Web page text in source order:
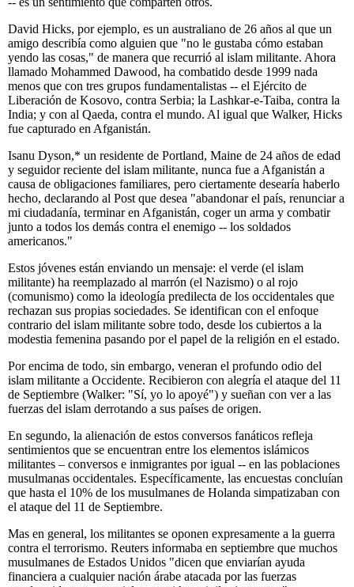
David Hicks, por ejemplo, es un australiano de 26 años al que un
amigo describía como alguien que "no le gustaba cómo estaban
yendo las cosas," de manera que recurrió al islam militante. Ahora
llamado Mohammed Dawood, ha combatido desde 1999 nada
menos que con tres grupos fundamentalistas -- el Ejército de
Liberación de Kosovo, contra Serbia; la Lashkar-e-Taiba, contra la
India; y con al Qaeda, contra el mundo. Al igual que Walker, Hicks
fue capturado en Afganistán.
Isanu Dyson,* un residente de Portland, Maine de 24 años de edad
y seguidor reciente del islam militante, nunca fue a Afganistán a
causa de obligaciones familiares, pero ciertamente desearía haberlo
hecho, declarando al Post que desea "abandonar el país, renunciar a
mi ciudadanía, terminar en Afganistán, coger un arma y combatir
junto a todos los demás contra el enemigo -- los soldados
americanos."
Estos jóvenes están enviando un mensaje: el verde (el islam
militante) ha reemplazado al marrón (el Nazismo) o al rojo
(comunismo) como la ideología predilecta de los occidentales que
rechazan sus propias sociedades. Se identifican con el enfoque
contrario del islam militante sobre todo, desde los cubiertos a la
modestia femenina pasando por el papel de la religión en el estado.
Por encima de todo, sin embargo, veneran el profundo odio del
islam militante a Occidente. Recibieron con alegría el ataque del 11
de Septiembre (Walker: "Sí, yo lo apoyé") y sueñan con ver a las
fuerzas del islam derrotando a sus países de origen.
En segundo, la alienación de estos conversos fanáticos refleja
sentimientos que se encuentran entre los elementos islámicos
militantes – conversos e inmigrantes por igual -- en las poblaciones
musulmanas occidentales. Específicamente, las encuestas concluían
que hasta el 10% de los musulmanes de Holanda simpatizaban con
el ataque del 11 de Septiembre.
Mas en general, los militantes se oponen expresamente a la guerra
contra el terrorismo. Reuters informaba en septiembre que muchos
musulmanes de Estados Unidos "dicen que enviarían ayuda
financiera a cualquier nación árabe atacada por las fuerzas